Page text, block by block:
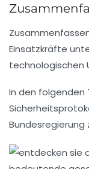
Einsatzkräfte
technologischen
In den folgenden
Bundesregierung